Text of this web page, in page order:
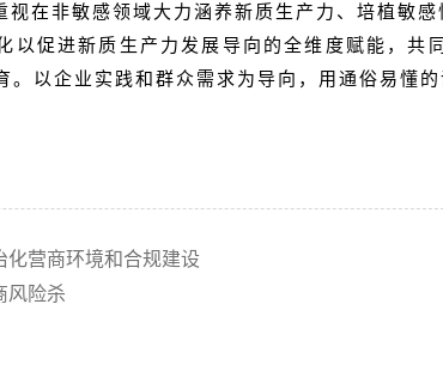
视在非敏感领域大力涵养新质生产力、培植敏
以促进新质生产力发展导向的全维度赋能，
。以企业实践和群众需求为导向，用通俗易懂的
化营商环境和合规建设
风险杀